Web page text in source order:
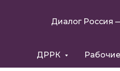
Диалог Россия
ДРРК